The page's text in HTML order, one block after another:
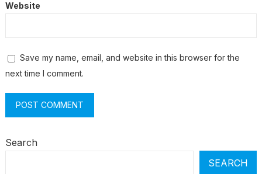
Website
Save my name, email, and website in this browser for the
next time I comment.
Search
SEARCH